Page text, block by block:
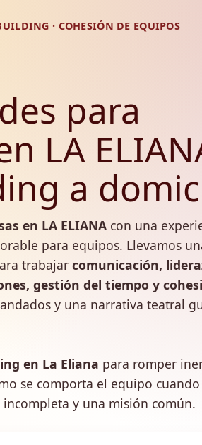
· COHESIÓN DE EQUIPOS
para
LA
a
en LA ELIANA con una
para equipos. Llevamos
trabajar comunicación,
gestión del tiempo y
y una narrativa teatral
en La Eliana para romper
se comporta el equipo
y una misión común.